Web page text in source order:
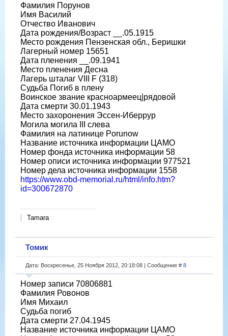
Фамилия Порунов
Имя Василий
Отчество Иванович
Дата рождения/Возраст __.05.1915
Место рождения Пензенская обл., Беришки
Лагерный номер 15651
Дата пленения __.09.1941
Место пленения Десна
Лагерь шталаг VIII F (318)
Судьба Погиб в плену
Воинское звание красноармеец|рядовой
Дата смерти 30.01.1943
Место захоронения Эссен-Иберрур
Могила могила III слева
Фамилия на латинице Porunow
Название источника информации ЦАМО
Номер фонда источника информации 58
Номер описи источника информации 977521
Номер дела источника информации 1558
https://www.obd-memorial.ru/html/info.htm?
id=300672870
Tamara
Томик
Дата: Воскресенье, 25 Ноября 2012, 20:18:08 | Сообщение # 8
Номер записи 70806881
Фамилия Ровонов
Имя Михаил
Судьба погиб
Дата смерти 27.04.1945
Название источника информации ЦАМО